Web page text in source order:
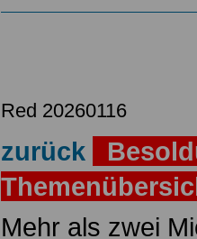
Red 20260116
zurück
Mehr als zwei